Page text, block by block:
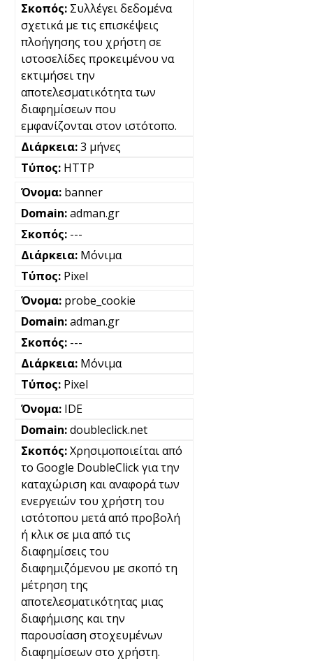
Συλλέγει δεδομένα
σχετικά με τις επισκέψεις
πλοήγησης του χρήστη σε
ιστοσελίδες προκειμένου να
εκτιμήσει την
αποτελεσματικότητα των
διαφημίσεων που
εμφανίζονται στον ιστότοπο.
3 μήνες
HTTP
banner
adman.gr
---
Μόνιμα
Pixel
probe_cookie
adman.gr
---
Μόνιμα
Pixel
IDE
doubleclick.net
Χρησιμοποιείται από
το Google DoubleClick για την
καταχώριση και αναφορά των
ενεργειών του χρήστη του
ιστότοπου μετά από προβολή
ή κλικ σε μια από τις
διαφημίσεις του
διαφημιζόμενου με σκοπό τη
μέτρηση της
αποτελεσματικότητας μιας
διαφήμισης και την
παρουσίαση στοχευμένων
διαφημίσεων στο χρήστη.